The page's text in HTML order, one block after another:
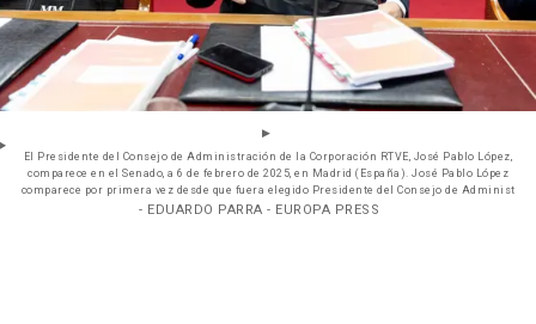
El Presidente del Consejo de Administración de la Corporación RTVE, José Pablo López,
comparece en el Senado, a 6 de febrero de 2025, en Madrid (España). José Pablo López
comparece por primera vez desde que fuera elegido Presidente del Consejo de Administ
- EDUARDO PARRA - EUROPA PRESS